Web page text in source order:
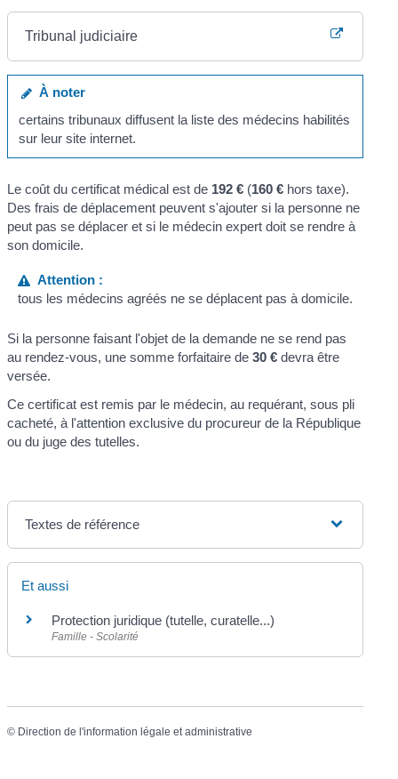
Tribunal judiciaire
À noter
certains tribunaux diffusent la liste des médecins habilités
sur leur site internet.
Le coût du certificat médical est de 192 € (160 € hors taxe).
Des frais de déplacement peuvent s'ajouter si la personne ne
peut pas se déplacer et si le médecin expert doit se rendre à
son domicile.
Attention :
tous les médecins agréés ne se déplacent pas à domicile.
Si la personne faisant l'objet de la demande ne se rend pas
au rendez-vous, une somme forfaitaire de30 € devra être
versée.
Ce certificat est remis par le médecin, au requérant, sous pli
cacheté, à l'attention exclusive du procureur de la République
ou du juge des tutelles.
Textes de référence
Et aussi
Protection juridique (tutelle, curatelle...)
Famille - Scolarité
© Direction de l'information légale et administrative